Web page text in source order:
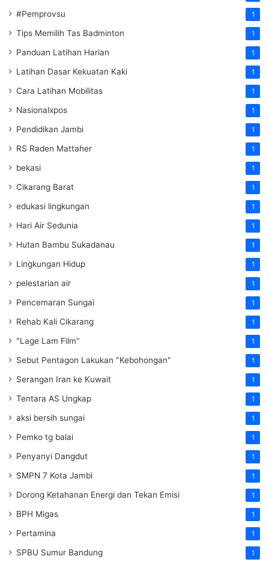
#Pemprovsu 1
Tips Memilih Tas Badminton 1
Panduan Latihan Harian 1
Latihan Dasar Kekuatan Kaki 1
Cara Latihan Mobilitas 1
Nasionalxpos 1
Pendidikan Jambi 1
RS Raden Mattaher 1
bekasi 1
Cikarang Barat 1
edukasi lingkungan 1
Hari Air Sedunia 1
Hutan Bambu Sukadanau 1
Lingkungan Hidup 1
pelestarian air 1
Pencemaran Sungai 1
Rehab Kali Cikarang 1
"Lage Lam Film" 1
Sebut Pentagon Lakukan "Kebohongan" 1
Serangan Iran ke Kuwait 1
Tentara AS Ungkap 1
aksi bersih sungai 1
Pemko tg balai 1
Penyanyi Dangdut 1
SMPN 7 Kota Jambi 1
Dorong Ketahanan Energi dan Tekan Emisi 1
BPH Migas 1
Pertamina 1
SPBU Sumur Bandung 1